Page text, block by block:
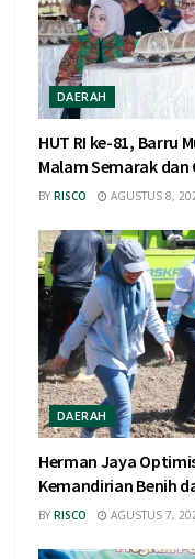
DAERAH
HUT RI ke-81, Barru
Malam Semarak dan
BY RISCO AGUSTUS 8,
DAERAH
Herman Jaya
Kemandirian Benih
BY RISCO AGUSTUS 7,